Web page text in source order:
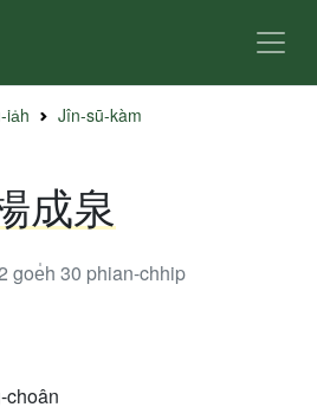
ia̍h Jîn-sū-kàm
成泉
goe̍h 30 phian-chhip
choân